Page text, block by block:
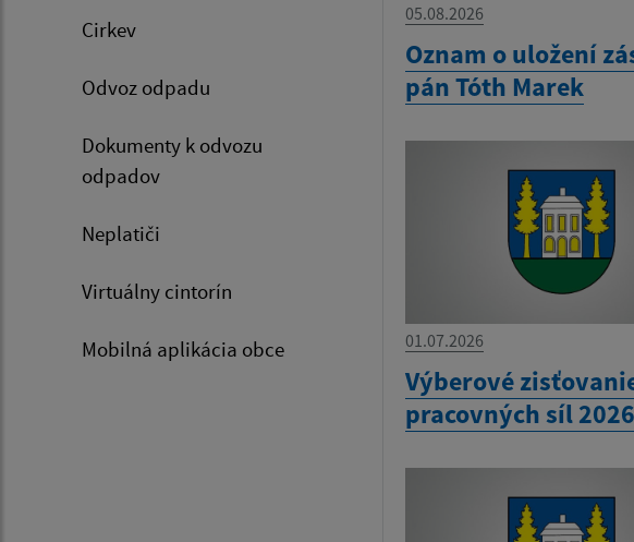
Cirkev
Odvoz odpadu
Dokumenty k odvozu
odpadov
Neplatiči
Virtuálny cintorín
Mobilná aplikácia obce
05.08.2026
Oznam o uložení
pán Tóth Marek
01.07.2026
Výberové
pracovných síl 2026